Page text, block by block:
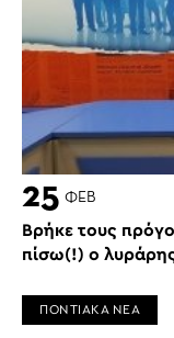
25 ΦΕΒ
Βρήκε τους
πίσω(!) ο
ΠΟΝΤΙΑΚΑ ΝΕΑ